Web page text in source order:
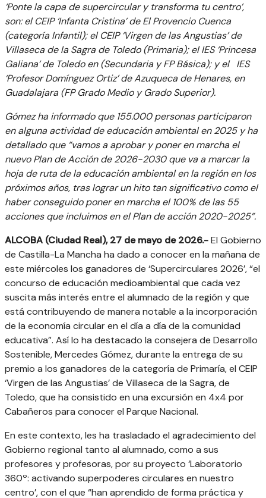
‘Ponte la capa de supercircular y transforma tu centro’,
son: el CEIP ‘Infanta Cristina’ de El Provencio Cuenca
(categoría Infantil); el CEIP ‘Virgen de las Angustias’ de
Villaseca de la Sagra de Toledo (Primaria); el IES ‘Princesa
Galiana’ de Toledo en (Secundaria y FP Básica); y el IES
‘Profesor Domínguez Ortiz’ de Azuqueca de Henares, en
Guadalajara (FP Grado Medio y Grado Superior).
Gómez ha informado que 155.000 personas participaron
en alguna actividad de educación ambiental en 2025 y ha
detallado que “vamos a aprobar y poner en marcha el
nuevo Plan de Acción de 2026-2030 que va a marcar la
hoja de ruta de la educación ambiental en la región en los
próximos años, tras lograr un hito tan significativo como el
haber conseguido poner en marcha el 100% de las 55
acciones que incluimos en el Plan de acción 2020-2025”.
ALCOBA (Ciudad Real), 27 de mayo de 2026.-El Gobierno
de Castilla-La Mancha ha dado a conocer en la mañana de
este miércoles los ganadores de ‘Supercirculares 2026’, “el
concurso de educación medioambiental que cada vez
suscita más interés entre el alumnado de la región y que
está contribuyendo de manera notable a la incorporación
de la economía circular en el día a día de la comunidad
educativa”. Así lo ha destacado la consejera de Desarrollo
Sostenible, Mercedes Gómez, durante la entrega de su
premio a los ganadores de la categoría de Primaría, el CEIP
‘Virgen de las Angustias’ de Villaseca de la Sagra, de
Toledo, que ha consistido en una excursión en 4x4 por
Cabañeros para conocer el Parque Nacional.
En este contexto, les ha trasladado el agradecimiento del
Gobierno regional tanto al alumnado, como a sus
profesores y profesoras, por su proyecto ‘Laboratorio
360º: activando superpoderes circulares en nuestro
centro’, con el que “han aprendido de forma práctica y